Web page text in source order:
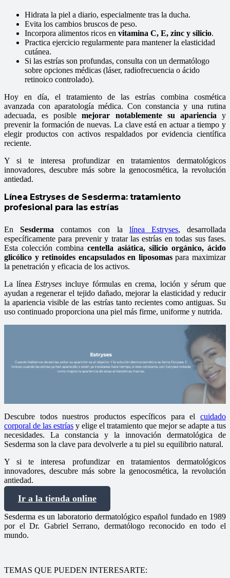
Hidrata la piel a diario, especialmente tras la ducha.
Evita los cambios bruscos de peso.
Incorpora alimentos ricos en vitamina C, E, zinc y silicio.
Practica ejercicio regularmente para mantener la elasticidad
cutánea.
Si las estrías son profundas, consulta con un dermatólogo
sobre opciones médicas (láser, radiofrecuencia o ácido
retinoico controlado).
Hoy en día, el tratamiento de las estrías combina cosmética
avanzada con aparatología médica. Con constancia y una rutina
adecuada, es posiblemejorar notablemente su apariencia y
prevenir la formación de nuevas. La clave está en actuar a tiempo y
elegir productos con activos respaldados por evidencia científica
reciente.
Y si te interesa profundizar en tratamientos dermatológicos
innovadores, descubre más sobre la genocosmética, la revolución
antiedad.
Línea Estryses de Sesderma: tratamiento
profesional para las estrías
EnSesderma contamos con la línea Estryses, desarrollada
específicamente para prevenir y tratar las estrías en todas sus fases.
Esta colección combinacentella asiática, silicio orgánico, ácido
glicólico y retinoides encapsulados en liposomaspara maximizar
la penetración y eficacia de los activos.
La línea Estryses incluye fórmulas en crema, loción y sérum que
ayudan a regenerar el tejido dañado, mejorar la elasticidad y reducir
la apariencia visible de las estrías tanto recientes como antiguas. Su
uso continuado proporciona una piel más firme, uniforme y nutrida.
Descubre todos nuestros productos específicos para el cuidado
corporal de las estrías y elige el tratamiento que mejor se adapte a tus
necesidades. La constancia y la innovación dermatológica de
Sesderma son la clave para devolverle a tu piel su equilibrio natural.
Y si te interesa profundizar en tratamientos dermatológicos
innovadores, descubre más sobre la genocosmética, la revolución
antiedad.
Ir a la tienda online
Sesderma es un laboratorio dermatológico español fundado en 1989
por el Dr. Gabriel Serrano, dermatólogo reconocido en todo el
mundo.
TEMAS QUE PUEDEN INTERESARTE: